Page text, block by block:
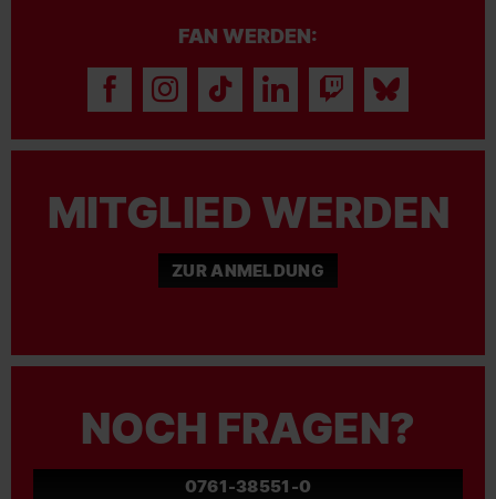
FAN WERDEN:
MITGLIED WERDEN
ZUR ANMELDUNG
NOCH FRAGEN?
0761-38551-0